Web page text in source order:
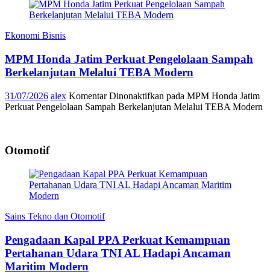
Ekonomi Bisnis
MPM Honda Jatim Perkuat Pengelolaan Sampah
Berkelanjutan Melalui TEBA Modern
31/07/2026 alex Komentar Dinonaktifkan pada MPM Honda Jatim
Perkuat Pengelolaan Sampah Berkelanjutan Melalui TEBA Modern
Otomotif
Sains Tekno dan Otomotif
Pengadaan Kapal PPA Perkuat Kemampuan
Pertahanan Udara TNI AL Hadapi Ancaman
Maritim Modern